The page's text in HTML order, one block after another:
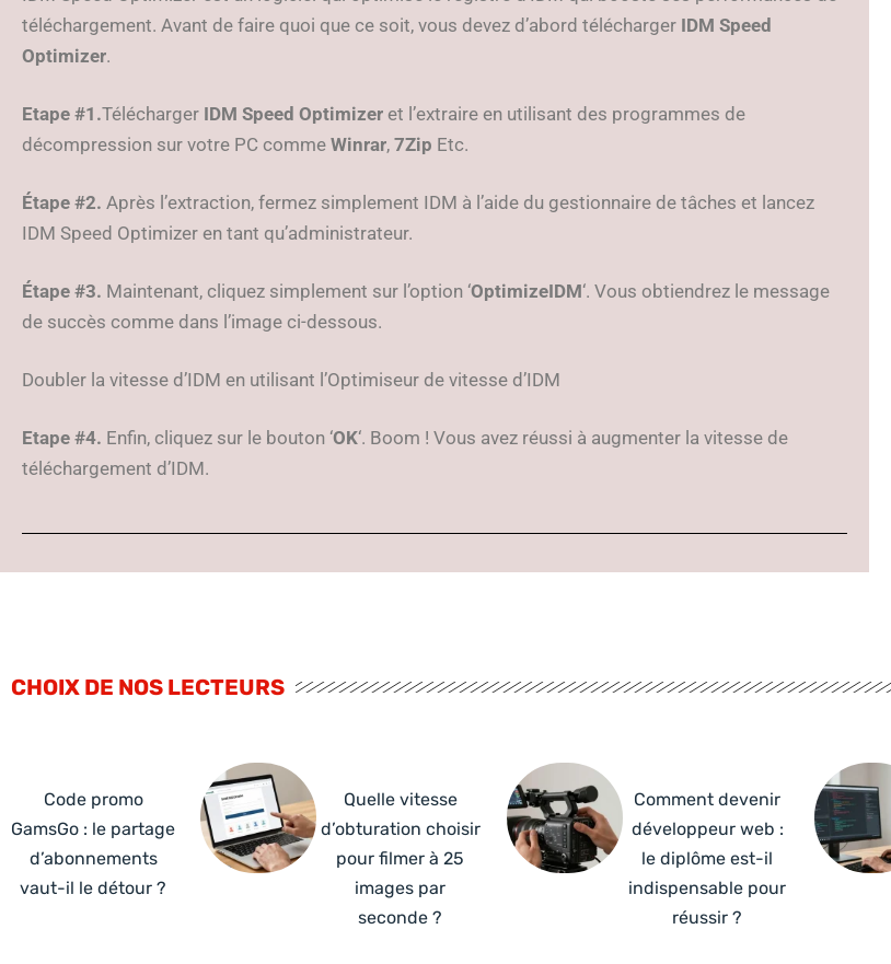
téléchargement. Avant de faire quoi que ce soit, vous devez d’abord télécharger IDM Speed
Optimizer.
Etape #1.Télécharger IDM Speed Optimizer et l’extraire en utilisant des programmes de
décompression sur votre PC comme Winrar, 7Zip Etc.
Étape #2. Après l’extraction, fermez simplement IDM à l’aide du gestionnaire de tâches et lancez
IDM Speed Optimizer en tant qu’administrateur.
Étape #3. Maintenant, cliquez simplement sur l’option ‘OptimizeIDM‘. Vous obtiendrez le message
de succès comme dans l’image ci-dessous.
Doubler la vitesse d’IDM en utilisant l’Optimiseur de vitesse d’IDM
Etape #4. Enfin, cliquez sur le bouton ‘OK‘. Boom ! Vous avez réussi à augmenter la vitesse de
téléchargement d’IDM.
CHOIX DE NOS LECTEURS
Code promo
GamsGo : le partage
d’abonnements
vaut-il le détour ?
Quelle vitesse
d’obturation choisir
pour filmer à 25
images par
seconde ?
Comment devenir
développeur web :
le diplôme est-il
indispensable pour
réussir ?